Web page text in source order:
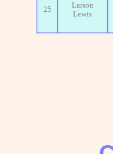
25
Larson
Lewis